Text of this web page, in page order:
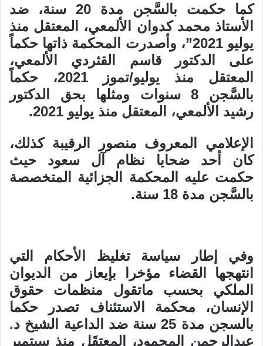
كما حكمت بالسَّجن مدة 20 سنة، ضد
الأستاذ محمد كدوان الألمعي، المعتقل منذ
يوليو 2021”، وأصدرت المحكمة ذاتها حكماً
على الدكتور قاسم القثردي الألمعي،
المعتقل منذ يوليو/تموز 2021، حكماً
بالسَّجن 8 سنوات ومثلها بحق الدكتور
رشيد الألمعي، المعتقل منذ يوليو 2021.
الإعلامي المعروف منصور الرقيبة كذلك،
كان أحد ضحايا نظام آل سعود حيث
حكمت عليه المحكمة الجزائية المتخصصة
بالسَّجن مدة 18 سنة.
وفي إطار سياسة تغليظ الأحكام التي
انتهجها القضاء مؤخرا بإيعاز من الديوان
الملكي بحسب ماتقول منظمات حقوق
الإنسان، محكمة الاستئناف تصدر حكما
بالسجن مدة 25 سنة ضد الداعية الشيخ د.
عبدالرحمن المحمود، المعتقَل منذ سبتمبر